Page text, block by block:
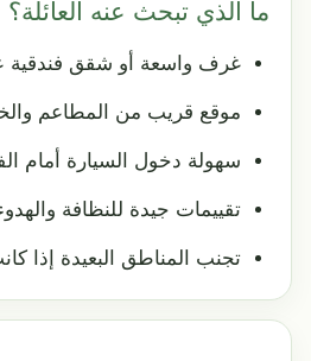
ما الذي تبحث عنه العائلة؟
غرف واسعة أو شقق فندقية
موقع قريب من المطاعم
سهولة دخول السيارة أمام
تقييمات جيدة للنظافة
تجنب المناطق البعيدة إذا